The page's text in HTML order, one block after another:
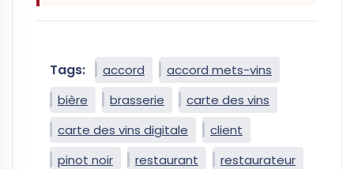
Tags: accord
accord mets-vins
bière
brasserie
carte des vins
carte des vins digitale
client
pinot noir
restaurant
restaurateur